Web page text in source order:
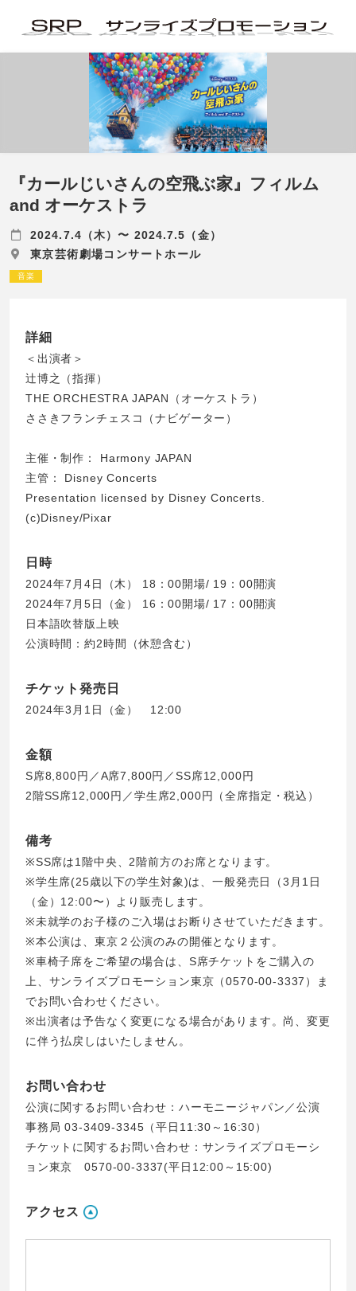
『カールじいさんの空飛ぶ家』フィルム
and オーケストラ
2024.7.4（木）〜 2024.7.5（金）
東京芸術劇場コンサートホール
音楽
詳細
＜出演者＞
辻博之（指揮）
THE ORCHESTRA JAPAN（オーケストラ）
ささきフランチェスコ（ナビゲーター）
主催・制作： Harmony JAPAN
主管： Disney Concerts
Presentation licensed by Disney Concerts.
(c)Disney/Pixar
日時
2024年7月4日（木） 18：00開場/ 19：00開演
2024年7月5日（金） 16：00開場/ 17：00開演
日本語吹替版上映
公演時間：約2時間（休憩含む）
チケット発売日
2024年3月1日（金） 12:00
金額
S席8,800円／A席7,800円／SS席12,000円
2階SS席12,000円／学生席2,000円（全席指定・税込）
備考
※SS席は1階中央、2階前方のお席となります。
※学生席(25歳以下の学生対象)は、一般発売日（3月1日
（金）12:00〜）より販売します。
※未就学のお子様のご入場はお断りさせていただきます。
※本公演は、東京２公演のみの開催となります。
※車椅子席をご希望の場合は、S席チケットをご購入の
上、サンライズプロモーション東京（0570-00-3337）ま
でお問い合わせください。
※出演者は予告なく変更になる場合があります。尚、変更
に伴う払戻しはいたしません。
お問い合わせ
公演に関するお問い合わせ：ハーモニージャパン／公演
事務局 03-3409-3345（平日11:30～16:30）
チケットに関するお問い合わせ：サンライズプロモーシ
ョン東京 0570-00-3337(平日12:00～15:00)
アクセス